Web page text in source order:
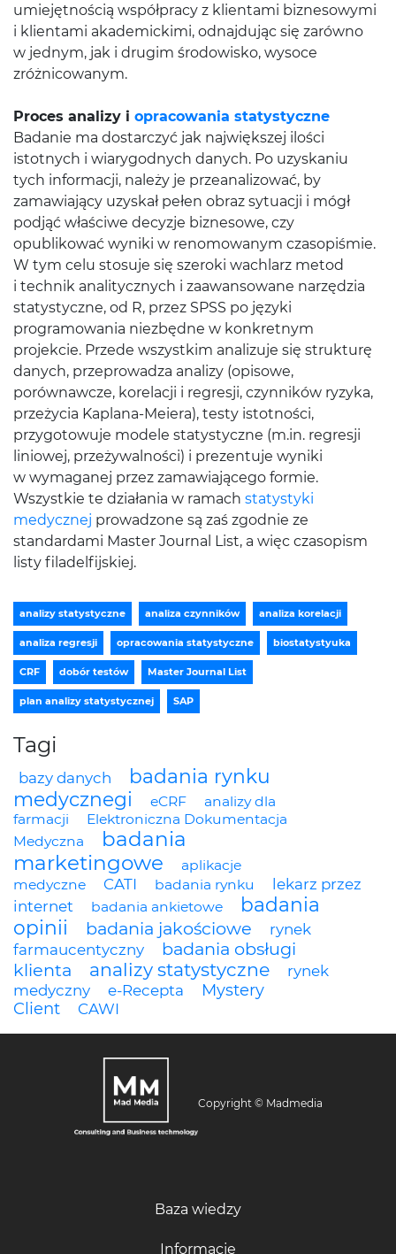
umiejętnością współpracy z klientami biznesowymi
i klientami akademickimi, odnajdując się zarówno
w jednym, jak i drugim środowisko, wysoce
zróżnicowanym.
Proces analizy i opracowania statystyczne
Badanie ma dostarczyć jak największej ilości
istotnych i wiarygodnych danych. Po uzyskaniu
tych informacji, należy je przeanalizować, by
zamawiający uzyskał pełen obraz sytuacji i mógł
podjąć właściwe decyzje biznesowe, czy
opublikować wyniki w renomowanym czasopiśmie.
W tym celu stosuje się szeroki wachlarz metod
i technik analitycznych i zaawansowane narzędzia
statystyczne, od R, przez SPSS po języki
programowania niezbędne w konkretnym
projekcie. Przede wszystkim analizuje się strukturę
danych, przeprowadza analizy (opisowe,
porównawcze, korelacji i regresji, czynników ryzyka,
przeżycia Kaplana-Meiera), testy istotności,
przygotowuje modele statystyczne (m.in. regresji
liniowej, przeżywalności) i prezentuje wyniki
w wymaganej przez zamawiającego formie.
Wszystkie te działania w ramach statystyki
medycznej prowadzone są zaś zgodnie ze
standardami Master Journal List, a więc czasopism
listy filadelfijskiej.
analizy statystyczne analiza czynników analiza korelacji
analiza regresji opracowania statystyczne biostatystyuka
CRF dobór testów Master Journal List
plan analizy statystycznej SAP
Tagi
bazy danych
badania rynku
medycznegi
eCRF
analizy dla
farmacji
Elektroniczna Dokumentacja
Medyczna
badania
marketingowe
aplikacje
medyczne
CATI badania rynku
lekarz przez
internet
badania ankietowe
badania
opinii
badania jakościowe
rynek
farmaucentyczny
badania obsługi
klienta
analizy statystyczne
rynek
medyczny
e-Recepta
Mystery
Client
CAWI
Copyright © Madmedia
Baza wiedzy
Informacje